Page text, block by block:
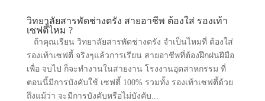
วิทยาลัยสารพัดช่างตรัง สายอาชีพ ต้องใส่ รองเท้า
เซฟตี้ไหม ?
ถ้าคุณเรียน วิทยาลัยสารพัดช่างตรัง จำเป็นไหมที่ ต้องใส่
รองเท้าเซฟตี้ จริงๆแล้วการเรียน สายอาชีพที่ต้องฝึกฝนฝีมือ
เพื่อ จบไป ก็จะทำงานในสายงาน โรงงานอุตสาหกรรม ที่
ตอนนี้มีการบังคับใช้ เซฟตี้ 100% รวมทั้ง รองเท้าเซฟตี้ด้วย
ถึงแม้ว่า จะมีการบังคับหรือไม่บังคับ...